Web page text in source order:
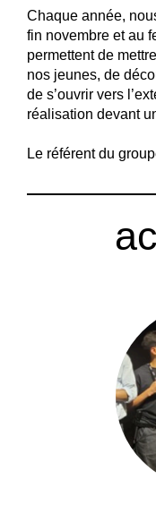
Chaque année,
fin novembre et au
permettent de
nos jeunes, de
de s’ouvrir vers
réalisation devant
Le référent du